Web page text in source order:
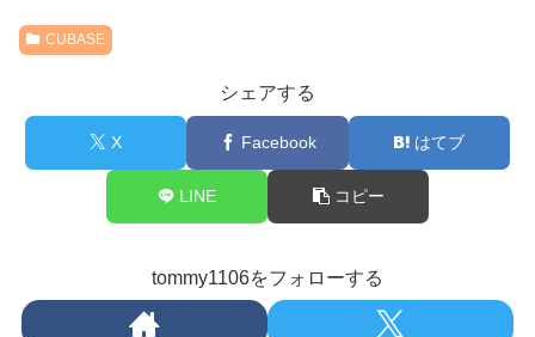
CUBASE
シェアする
X Facebook はてブ
LINE コピー
tommy1106をフォローする